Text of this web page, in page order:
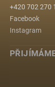
+420 702 270
Facebook
Instagram